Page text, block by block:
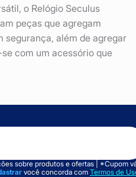
o Relógio Seculus
peças que agregam
segurança, além de agregar
com um acessório que
sobre produtos e ofertas | *Cupom
você concorda com Termos de